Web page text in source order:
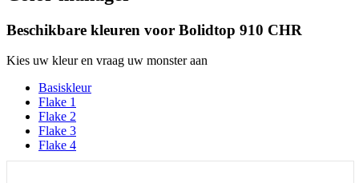
Beschikbare kleuren voor Bolidtop 910 CHR
Kies uw kleur en vraag uw monster aan
Basiskleur
Flake 1
Flake 2
Flake 3
Flake 4